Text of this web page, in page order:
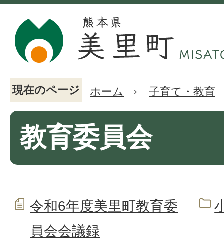
現在のページ ホーム 子育て・教育
教育委員会
令和6年度美里町教育委
員会会議録